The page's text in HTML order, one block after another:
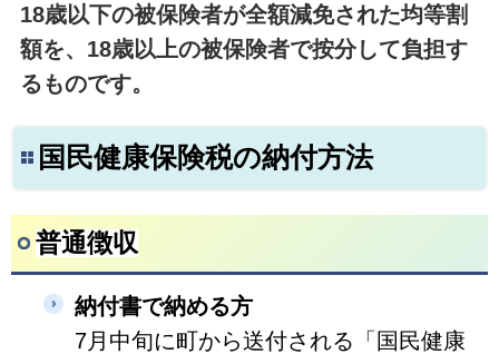
18歳以下の被保険者が全額減免された均等割
額を、18歳以上の被保険者で按分して負担す
るものです。
国民健康保険税の納付方法
普通徴収
納付書で納める方
7月中旬に町から送付される「国民健康